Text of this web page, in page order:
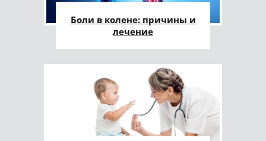
Боли в колене: причины и
лечение